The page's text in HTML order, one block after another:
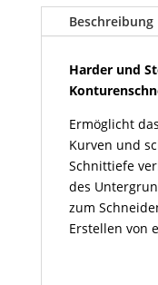
Master
Konturenschneider
Menge
Beschreibung
Harder und
Ermöglicht
Kurven und
Schnittiefe
des
zum
Erstellen von